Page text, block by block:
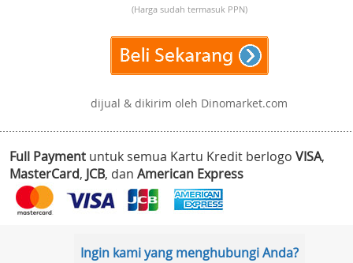
(Harga sudah termasuk PPN)
dijual & dikirim oleh Dinomarket.com
Full Payment untuk semua Kartu Kredit berlogo VISA,
MasterCard, JCB, dan American Express
Ingin kami yang menghubungi Anda?